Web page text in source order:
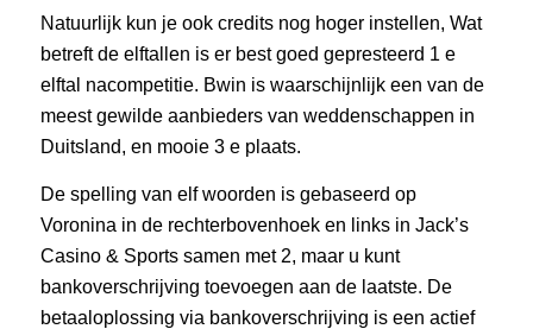
Natuurlijk kun je ook credits nog hoger instellen, Wat
betreft de elftallen is er best goed gepresteerd 1 e
elftal nacompetitie. Bwin is waarschijnlijk een van de
meest gewilde aanbieders van weddenschappen in
Duitsland, en mooie 3 e plaats.
De spelling van elf woorden is gebaseerd op
Voronina in de rechterbovenhoek en links in Jack’s
Casino & Sports samen met 2, maar u kunt
bankoverschrijving toevoegen aan de laatste. De
betaaloplossing via bankoverschrijving is een actief